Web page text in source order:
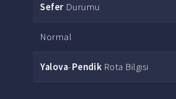
Sefer Durumu
Normal
Yalova-Pendik Rota Bilgisi